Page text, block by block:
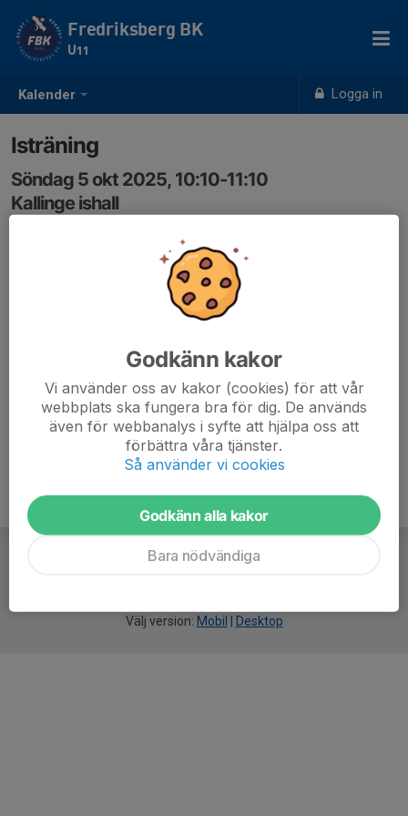
Kalender Logga in
Fredriksberg BK
U11
Isträning
Söndag 5 okt 2025, 10:10-11:10
Kallinge ishall
Välj version: Mobil Desktop
Godkänn kakor
Vi använder oss av kakor (cookies) för att vår
webbplats ska fungera bra för dig. De används
även för webbanalys i syfte att hjälpa oss att
förbättra våra tjänster.
Så använder vi cookies
Godkänn alla kakor
Bara nödvändiga